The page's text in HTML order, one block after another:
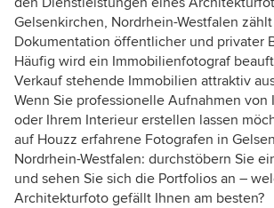
Gelsenkirchen, Nordrhein-Westfalen
Dokumentation öffentlicher und privater
Häufig wird ein Immobilienfotograf
Verkauf stehende Immobilien attraktiv
Wenn Sie professionelle Aufnahmen von
oder Ihrem Interieur erstellen lassen
auf Houzz erfahrene Fotografen in
Nordrhein-Westfalen: durchstöbern Sie
und sehen Sie sich die Portfolios an –
Architekturfoto gefällt Ihnen am besten?